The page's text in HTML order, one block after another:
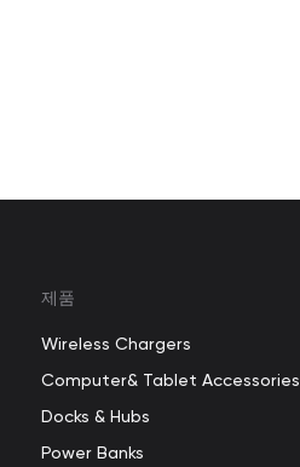
제품
Wireless Chargers
Computer& Tablet Accessories
Docks & Hubs
Power Banks